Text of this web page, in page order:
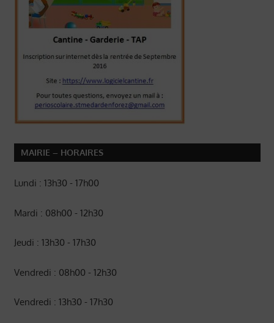
MAIRIE – HORAIRES
Lundi : 13h30 - 17h00
Mardi : 08h00 - 12h30
Jeudi : 13h30 - 17h30
Vendredi : 08h00 - 12h30
Vendredi : 13h30 - 17h30